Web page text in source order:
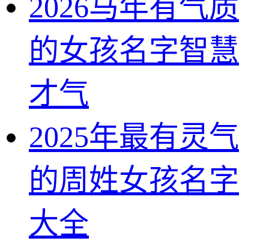
2026马年有气质
的女孩名字智慧
才气
2025年最有灵气
的周姓女孩名字
大全